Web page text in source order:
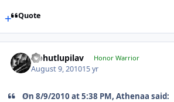
Quote
Nohutlupilav Honor Warrior
August 9, 201015 yr
On 8/9/2010 at 5:38 PM, Athenaa said: